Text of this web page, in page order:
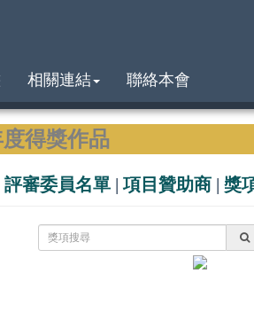
相關連結 聯絡本會
度得獎作品
評審委員名單 | 項目贊助商 | 獎